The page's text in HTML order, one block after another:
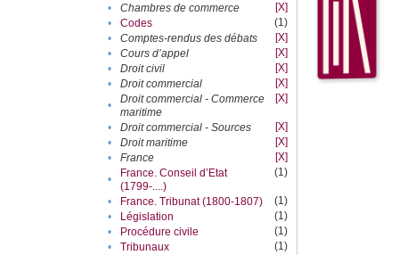
•
Chambres de commerce
[X]
•
Codes
(1)
•
Comptes-rendus des débats
[X]
•
Cours d’appel
[X]
•
Droit civil
[X]
•
Droit commercial
[X]
•
Droit commercial - Commerce
maritime
[X]
• Droit commercial - Sources
[X]
•
Droit maritime
[X]
•
France
[X]
•
France. Conseil d’Etat
(1799-....)
(1)
• France. Tribunat (1800-1807)
(1)
•
Législation
(1)
•
Procédure civile
(1)
•
Tribunaux
(1)